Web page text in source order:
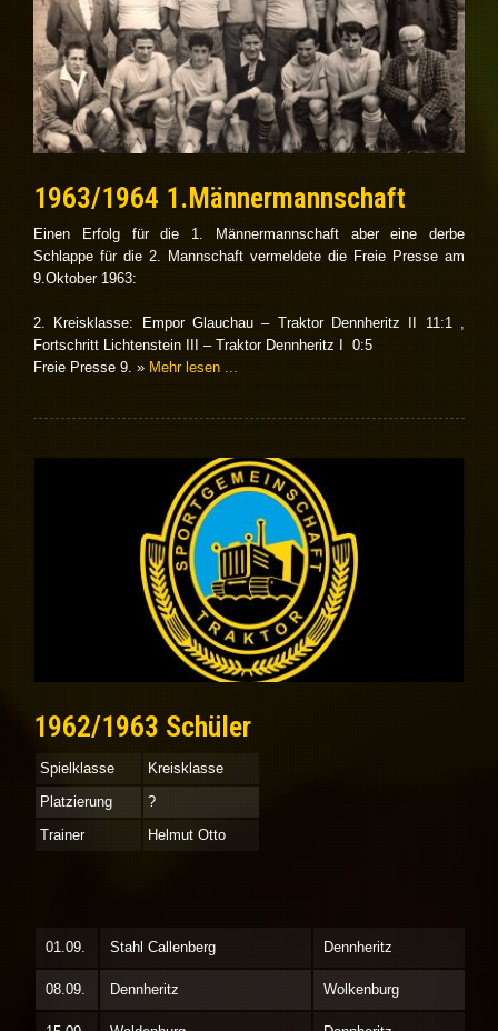
1963/1964 1.Männermannschaft
Einen Erfolg für die 1. Männermannschaft aber eine derbe
Schlappe für die 2. Mannschaft vermeldete die Freie Presse am
9.Oktober 1963:
2. Kreisklasse: Empor Glauchau – Traktor Dennheritz II 11:1 ,
Fortschritt Lichtenstein III – Traktor Dennheritz I 0:5
Freie Presse 9. » Mehr lesen ...
1962/1963 Schüler
Spielklasse
Kreisklasse
Platzierung
?
Trainer
Helmut Otto
01.09. Stahl Callenberg Dennheritz
08.09. Dennheritz Wolkenburg